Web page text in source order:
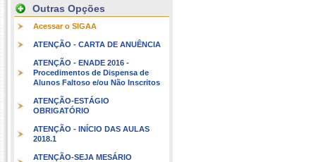
Outras Opções
Acessar o SIGAA
ATENÇÃO - CARTA DE ANUÊNCIA
ATENÇÃO - ENADE 2016 -
Procedimentos de Dispensa de
Alunos Faltoso e/ou Não Inscritos
ATENÇÃO-ESTÁGIO
OBRIGATÓRIO
ATENÇÃO - INÍCIO DAS AULAS
2018.1
ATENÇÃO-SEJA MESÁRIO